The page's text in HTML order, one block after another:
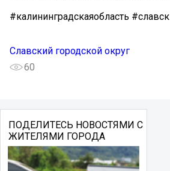
#калининградскаяобласть #славск
Славский городской округ
60
ПОДЕЛИТЕСЬ НОВОСТЯМИ С
ЖИТЕЛЯМИ ГОРОДА